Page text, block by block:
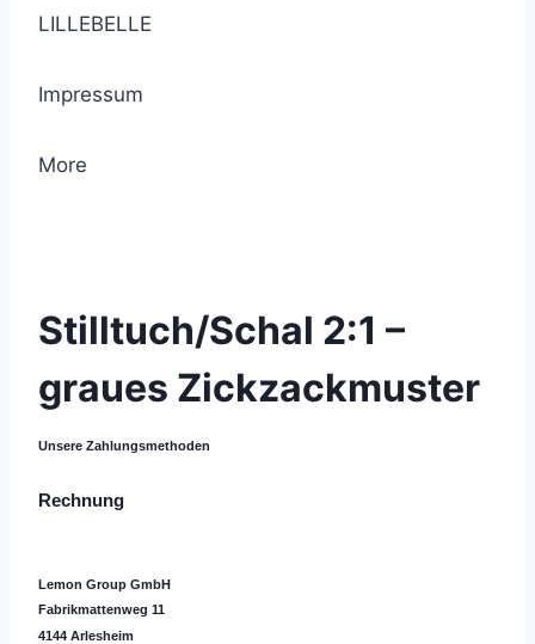
LILLEBELLE
Impressum
More
Stilltuch/Schal 2:1 –
graues Zickzackmuster
Unsere Zahlungsmethoden
Rechnung
Lemon Group GmbH
Fabrikmattenweg 11
4144 Arlesheim